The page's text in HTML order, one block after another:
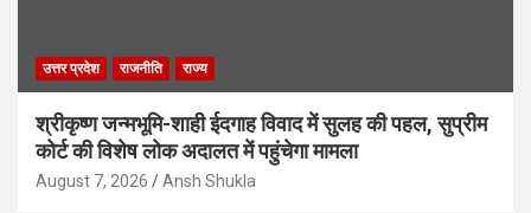
उत्तर प्रदेश राजनीति राज्य
श्रीकृष्ण जन्मभूमि-शाही ईदगाह विवाद में सुलह की पहल, सुप्रीम
कोर्ट की विशेष लोक अदालत में पहुंचेगा मामला
August 7, 2026 Ansh Shukla